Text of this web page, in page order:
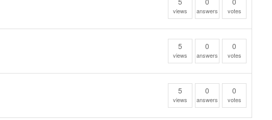
views answers votes
5
views
0
answers
0
votes
5
views
0
answers
0
votes